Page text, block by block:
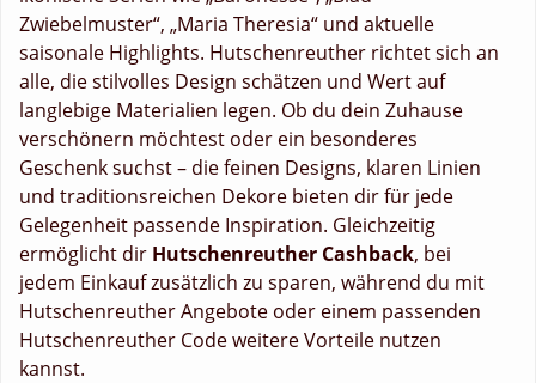
Zwiebelmuster“, „Maria Theresia“ und aktuelle
saisonale Highlights. Hutschenreuther richtet sich an
alle, die stilvolles Design schätzen und Wert auf
langlebige Materialien legen. Ob du dein Zuhause
verschönern möchtest oder ein besonderes
Geschenk suchst – die feinen Designs, klaren Linien
und traditionsreichen Dekore bieten dir für jede
Gelegenheit passende Inspiration. Gleichzeitig
ermöglicht dir Hutschenreuther Cashback, bei
jedem Einkauf zusätzlich zu sparen, während du mit
Hutschenreuther Angebote oder einem passenden
Hutschenreuther Code weitere Vorteile nutzen
kannst.